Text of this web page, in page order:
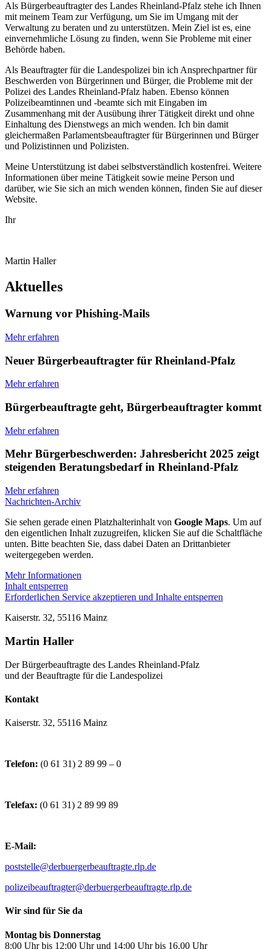
Als Bürgerbeauftragter des Landes Rheinland-Pfalz stehe ich Ihnen
mit meinem Team zur Verfügung, um Sie im Umgang mit der
Verwaltung zu beraten und zu unterstützen. Mein Ziel ist es, eine
einvernehmliche Lösung zu finden, wenn Sie Probleme mit einer
Behörde haben.
Als Beauftragter für die Landespolizei bin ich Ansprechpartner für
Beschwerden von Bürgerinnen und Bürger, die Probleme mit der
Polizei des Landes Rheinland-Pfalz haben. Ebenso können
Polizeibeamtinnen und -beamte sich mit Eingaben im
Zusammenhang mit der Ausübung ihrer Tätigkeit direkt und ohne
Einhaltung des Dienstwegs an mich wenden. Ich bin damit
gleichermaßen Parlamentsbeauftragter für Bürgerinnen und Bürger
und Polizistinnen und Polizisten.
Meine Unterstützung ist dabei selbstverständlich kostenfrei. Weitere
Informationen über meine Tätigkeit sowie meine Person und
darüber, wie Sie sich an mich wenden können, finden Sie auf dieser
Website.
Ihr
Martin Haller
Aktuelles
Warnung vor Phishing-Mails
Mehr erfahren
Neuer Bürgerbeauftragter für Rheinland-Pfalz
Mehr erfahren
Bürgerbeauftragte geht, Bürgerbeauftragter kommt
Mehr erfahren
Mehr Bürgerbeschwerden: Jahresbericht 2025 zeigt
steigenden Beratungsbedarf in Rheinland-Pfalz
Mehr erfahren
Nachrichten-Archiv
Sie sehen gerade einen Platzhalterinhalt von Google Maps. Um auf
den eigentlichen Inhalt zuzugreifen, klicken Sie auf die Schaltfläche
unten. Bitte beachten Sie, dass dabei Daten an Drittanbieter
weitergegeben werden.
Mehr Informationen
Inhalt entsperren
Erforderlichen Service akzeptieren und Inhalte entsperren
Kaiserstr. 32, 55116 Mainz
Martin Haller
Der Bürgerbeauftragte des Landes Rheinland-Pfalz
und der Beauftragte für die Landespolizei
Kontakt
Kaiserstr. 32, 55116 Mainz
Telefon: (0 61 31) 2 89 99 – 0
Telefax: (0 61 31) 2 89 99 89
E-Mail:
poststelle@derbuergerbeauftragte.rlp.de
polizeibeauftragter@derbuergerbeauftragte.rlp.de
Wir sind für Sie da
Montag bis Donnerstag
8:00 Uhr bis 12:00 Uhr und 14:00 Uhr bis 16.00 Uhr